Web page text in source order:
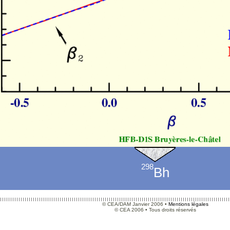
298Bh
© CEA/DAM Janvier 2006 • Mentions légales
© CEA 2006 • Tous droits réservés